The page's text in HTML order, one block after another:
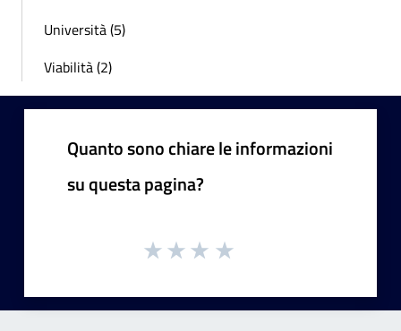
Università (5)
Viabilità (2)
Quanto sono chiare le informazioni
su questa pagina?